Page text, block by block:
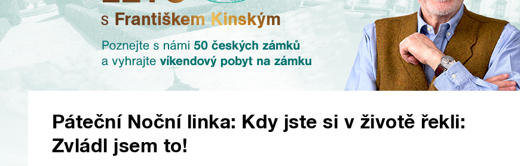
Páteční Noční linka: Kdy jste si v životě řekli:
Zvládl jsem to!